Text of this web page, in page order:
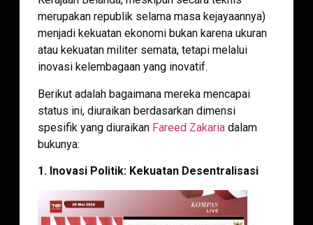
merupakan republik selama masa kejayaannya)
menjadi kekuatan ekonomi bukan karena ukuran
atau kekuatan militer semata, tetapi melalui
inovasi kelembagaan yang inovatif.
Berikut adalah bagaimana mereka mencapai
status ini, diuraikan berdasarkan dimensi
spesifik yang diuraikan Fareed Zakaria dalam
bukunya:
1. Inovasi Politik: Kekuatan Desentralisasi